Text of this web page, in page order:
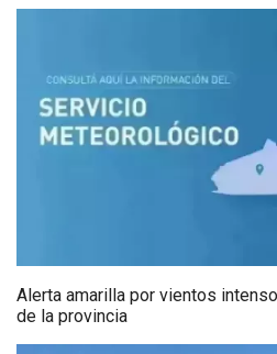
Alerta amarilla por vientos
de la provincia